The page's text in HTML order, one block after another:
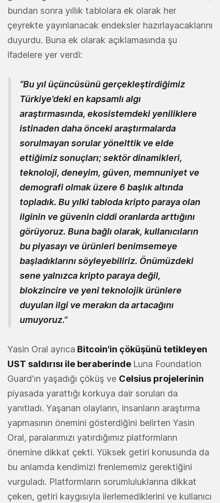
bundan sonra yıllık tablolara ek olarak her
çeyrekte yayınlanacak endeksler hazırlayacaklarını
duyurdu. Buna ek olarak açıklamasında şu
ifadelere yer verdi:
“Bu yıl üçüncüsünü gerçekleştirdiğimiz
Türkiye’deki en kapsamlı algı
araştırmasında, ekosistemdeki yeniliklere
istinaden daha önceki araştırmalarda
sorulmayan sorular yönelttik ve elde
ettiğimiz sonuçları; sektör dinamikleri,
teknoloji, deneyim, güven, memnuniyet ve
demografi olmak üzere 6 başlık altında
topladık. Bu yılki tabloda kripto paraya olan
ilginin ve güvenin ciddi oranlarda arttığını
görüyoruz. Buna bağlı olarak, kullanıcıların
bu piyasayı ve ürünleri benimsemeye
başladıklarını söyleyebiliriz. Önümüzdeki
sene yalnızca kripto paraya değil,
blokzincire ve yeni teknolojik ürünlere
duyulan ilgi ve merakın da artacağını
umuyoruz.”
Yasin Oral ayrıca Bitcoin'in çöküşünü tetikleyen
UST saldırısı ile beraberinde Luna Foundation
Guard'ın yaşadığı çöküş ve Celsius projelerinin
piyasada yarattığı korkuya dair soruları da
yanıtladı. Yaşanan olayların, insanların araştırma
yapmasının önemini gösterdiğini belirten Yasin
Oral, paralarımızı yatırdığımız platformların
önemine dikkat çekti. Yüksek getiri konusunda da
bu anlamda kendimizi frenlememiz gerektiğini
vurguladı. Platformların sorumluluklarına dikkat
çeken, getiri kaygısıyla ilerlemediklerini ve kullanıcı